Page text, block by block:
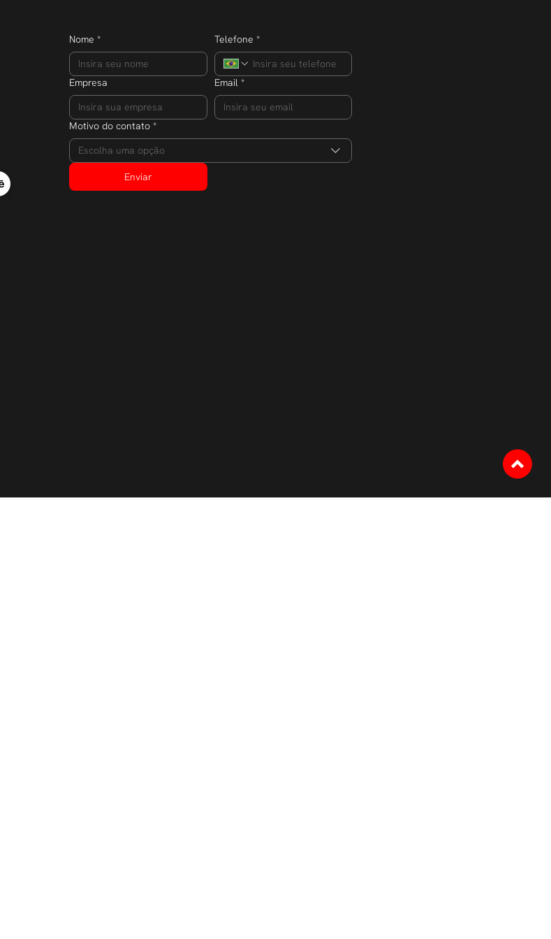
Nome * Telefone *
Empresa Email *
Motivo do contato *
Escolha uma opção
Enviar